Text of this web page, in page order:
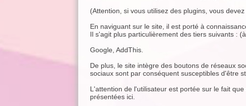
(Attention, si vous utilisez des plugins, vous
En naviguant sur le site, il est porté à
Il s'agit plus particulièrement des tiers suivants :
Google, AddThis.
De plus, le site intègre des boutons de réseaux
sociaux sont par conséquent susceptibles d'être
L'attention de l'utilisateur est portée sur le fait
présentées ici.